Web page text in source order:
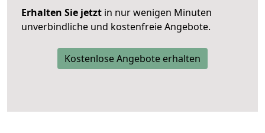
Erhalten Sie jetzt in nur wenigen Minuten
unverbindliche und kostenfreie Angebote.
Kostenlose Angebote erhalten